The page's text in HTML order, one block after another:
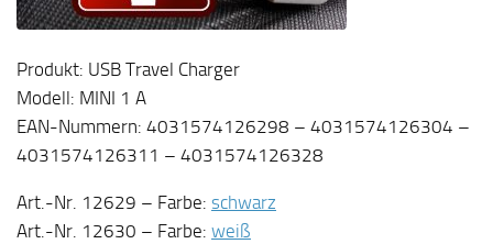
Produkt: USB Travel Charger
Modell: MINI 1 A
EAN-Nummern: 4031574126298 – 4031574126304 –
4031574126311 – 4031574126328
Art.-Nr. 12629 – Farbe: schwarz
Art.-Nr. 12630 – Farbe: weiß